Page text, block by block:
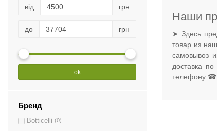
від грн
до грн
ok
Бренд
Botticelli (0)
Наши
➤ Здесь
товар из
самовывоз
доставка
телефону ☎